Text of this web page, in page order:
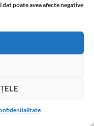
poate avea afecte negative